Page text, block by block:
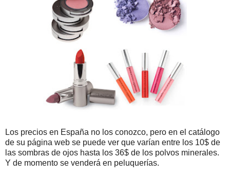
Los precios en España no los conozco, pero en el catálogo
de su página web se puede ver que varían entre los 10$ de
las sombras de ojos hasta los 36$ de los polvos minerales.
Y de momento se venderá en peluquerías.